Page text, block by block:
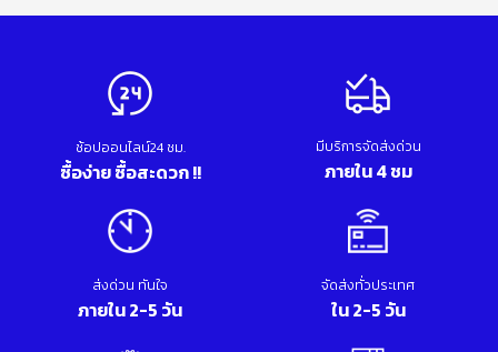
ช้อปออนไลน์24 ชม.
ซื้อง่าย ซื้อสะดวก !!
มีบริการจัดส่งด่วน
ภายใน 4 ชม
ส่งด่วน ทันใจ
ภายใน 2-5 วัน
จัดส่งทั่วประเทศ
ใน 2-5 วัน